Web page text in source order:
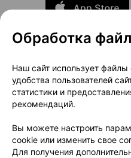
О проекте
Размещение рекламы
Публичный
Способы оплаты
Написать
Обработка
Наш сайт использует
удобства пользователей
статистики и
рекомендаций.
Вы можете настроить
cookie или изменить свое
Для получения